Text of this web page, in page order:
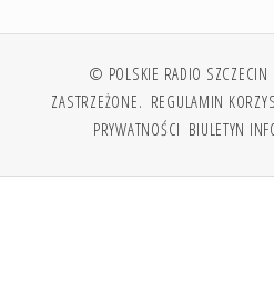
© POLSKIE RADIO SZCZECIN
ZASTRZEŻONE. REGULAMIN
PRYWATNOŚCI BIULETYN